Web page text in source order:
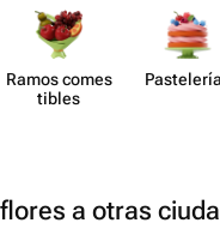
Ramos comes​
tibles
a otras